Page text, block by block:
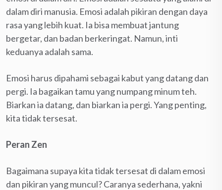
dalam diri manusia. Emosi adalah pikiran dengan daya
rasa yang lebih kuat. Ia bisa membuat jantung
bergetar, dan badan berkeringat. Namun, inti
keduanya adalah sama.
Emosi harus dipahami sebagai kabut yang datang dan
pergi. Ia bagaikan tamu yang numpang minum teh.
Biarkan ia datang, dan biarkan ia pergi. Yang penting,
kita tidak tersesat.
Peran Zen
Bagaimana supaya kita tidak tersesat di dalam emosi
dan pikiran yang muncul? Caranya sederhana, yakni